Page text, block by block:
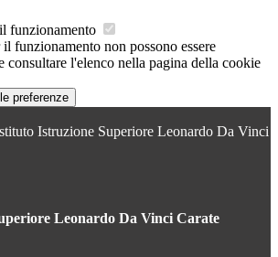
funzionamento
funzionamento non possono essere
consultare l'elenco nella pagina della cookie
preferenze
Istruzione Superiore Leonardo Da Vinci
Leonardo Da Vinci Carate